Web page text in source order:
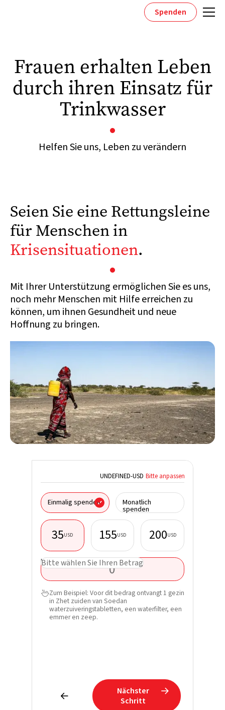
Spenden
Frauen erhalten Leben
durch ihren Einsatz für
Trinkwasser
Helfen Sie uns, Leben zu verändern
Seien Sie eine Rettungsleine
für Menschen in
Krisensituationen.
Mit Ihrer Unterstützung ermöglichen Sie es uns,
noch mehr Menschen mit Hilfe erreichen zu
können, um ihnen Gesundheit und neue
Hoffnung zu bringen.
UNDEFINED-USD Bitte anpassen
Einmalig spenden Monatlich
spenden
35USD 155USD 200USD
Bitte wählen Sie Ihren Betrag
USD
Zum Beispiel: Voor dit bedrag ontvangt 1 gezin
in Zhet zuiden van Soedan
waterzuiveringstabletten, een waterfilter, een
emmer en zeep.

Nächster
Schritt
